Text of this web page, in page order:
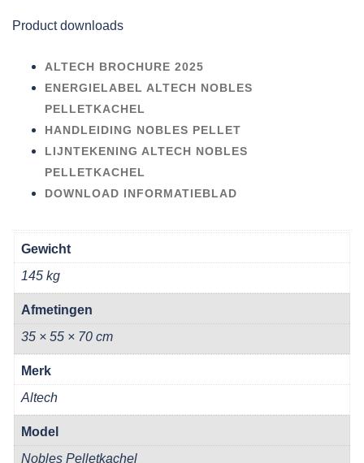
Product downloads
ALTECH BROCHURE 2025
ENERGIELABEL ALTECH NOBLES
PELLETKACHEL
HANDLEIDING NOBLES PELLET
LIJNTEKENING ALTECH NOBLES
PELLETKACHEL
DOWNLOAD INFORMATIEBLAD
Gewicht
145 kg
Afmetingen
35 × 55 × 70 cm
Merk
Altech
Model
Nobles Pelletkachel